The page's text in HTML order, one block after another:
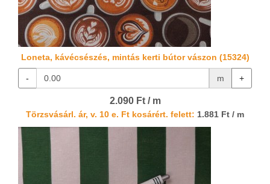
Loneta, kávécsészés, mintás kerti bútor vászon (15324)
- m +
2.090 Ft / m
Törzsvásárl. ár, v. 10 e. Ft kosárért. felett: 1.881 Ft / m